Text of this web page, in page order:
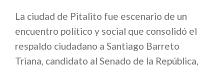
La ciudad de Pitalito fue escenario de un
encuentro político y social que consolidó el
respaldo ciudadano a Santiago Barreto
Triana, candidato al Senado de la República,